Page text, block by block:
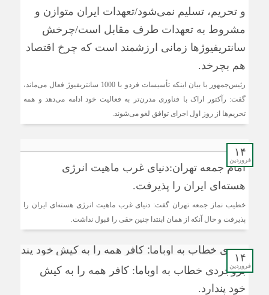
و تحریم، تسلیم نمی‌شود/تعهدات ایران متوازن و
مشروط به تعهدات طرف مقابل است/چرخش
سانتریفیوژها زمانی ارزشمند است که چرخ اقتصاد
هم بچرخد.
رئیس‌جمهور با بیان اینکه تأسیسات فردو با 1000 سانتریفیوژ فعال می‌ماند،
گفت: رآکتور اراک با فناوری مدرن‌تر به فعالیت خود ادامه می‌دهد و همه
تحریم‌ها از روز اول اجرای توافق لغو می‌شوند.
۱۴
فروردین
امام جمعه تهران:دنیای غرب ماهیت انرژی
هسته‌ای ایران را پذیرفت.
خطیب نماز جمعه تهران گفت: دنیای غرب ماهیت انرژی هسته‌ای ایران را
پذیرفت و حال آنکه از همان ابنتدا چنین حقی را قبول نداشت.
۱۴
فروردین
بروجردی خطاب به اوباما: کافر همه را به کیش
خود پندارد.